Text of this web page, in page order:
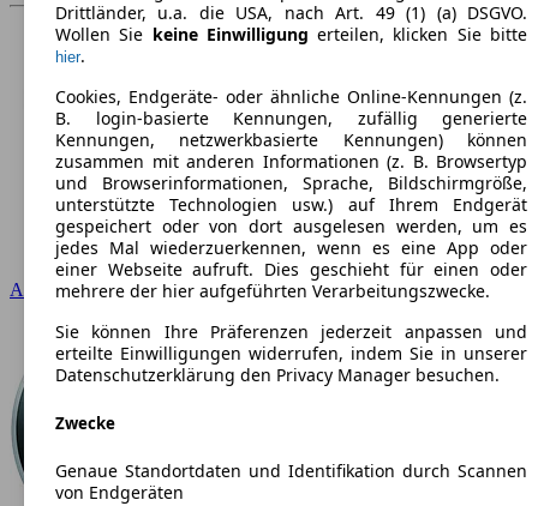
Audi
Drittländer, u.a. die USA, nach Art. 49 (1) (a) DSGVO.
Wollen Sie keine Einwilligung erteilen, klicken Sie bitte
hier.
Cookies, Endgeräte- oder ähnliche Online-Kennungen (z.
B. login-basierte Kennungen, zufällig generierte
Kennungen, netzwerkbasierte Kennungen) können
zusammen mit anderen Informationen (z. B. Browsertyp
und Browserinformationen, Sprache, Bildschirmgröße,
unterstützte Technologien usw.) auf Ihrem Endgerät
gespeichert oder von dort ausgelesen werden, um es
jedes Mal wiederzuerkennen, wenn es eine App oder
einer Webseite aufruft. Dies geschieht für einen oder
mehrere der hier aufgeführten Verarbeitungszwecke.
Sie können Ihre Präferenzen jederzeit anpassen und
erteilte Einwilligungen widerrufen, indem Sie in unserer
Datenschutzerklärung den Privacy Manager besuchen.
Zwecke
Genaue Standortdaten und Identifikation durch Scannen
von Endgeräten